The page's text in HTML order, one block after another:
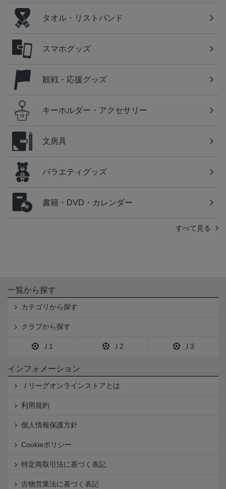
タオル・リストバンド
スマホグッズ
観戦・応援グッズ
キーホルダー・アクセサリー
文房具
バラエティグッズ
書籍・DVD・カレンダー
すべて見る
一覧から探す
カテゴリから探す
クラブから探す
Ｊ1 Ｊ2 Ｊ3
インフォメーション
Ｊリーグオンラインストアとは
利用規約
個人情報保護方針
Cookieポリシー
特定商取引法に基づく表記
古物営業法に基づく表記